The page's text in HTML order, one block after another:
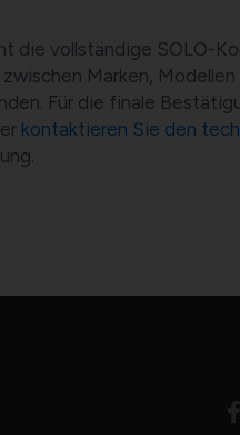
die vollständige SOLO-
Marken, Modellen
Für die finale
kontaktieren Sie den